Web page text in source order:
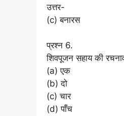
उत्तर-
(c) बनारस
प्रश्न 6.
शिवपूजन सहाय की
(a) एक
(b) दो
(c) चार
(d) पाँच